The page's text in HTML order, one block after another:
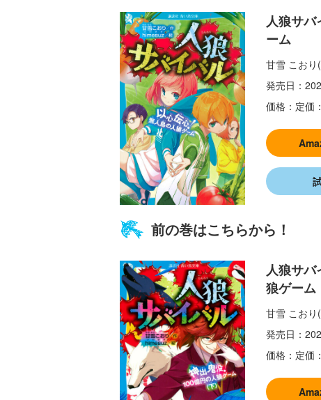
人狼サ
ーム
甘雪 こお
発売日：
価格： 定価
前の巻はこちらから！
人狼サ
狼ゲーム
甘雪 こお
発売日：
価格： 定価